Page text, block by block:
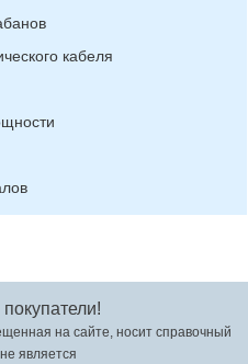
кабеля
на сайте, носит справочный
является